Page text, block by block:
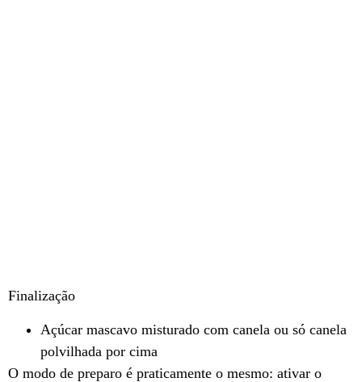
Finalização
Açúcar mascavo misturado com canela ou só canela
polvilhada por cima
O modo de preparo é praticamente o mesmo: ativar o